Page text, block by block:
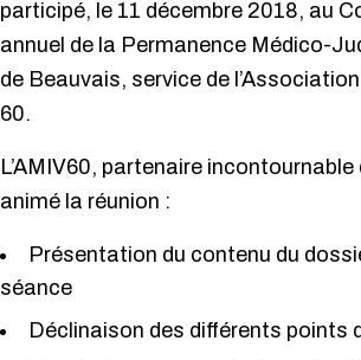
participé, le 11 décembre 2018, au
annuel de la Permanence Médico-
de Beauvais, service de
60.
L’AMIV60, partenaire incontournable
animé la réunion :
Présentation du contenu du
séance
Déclinaison des différents points